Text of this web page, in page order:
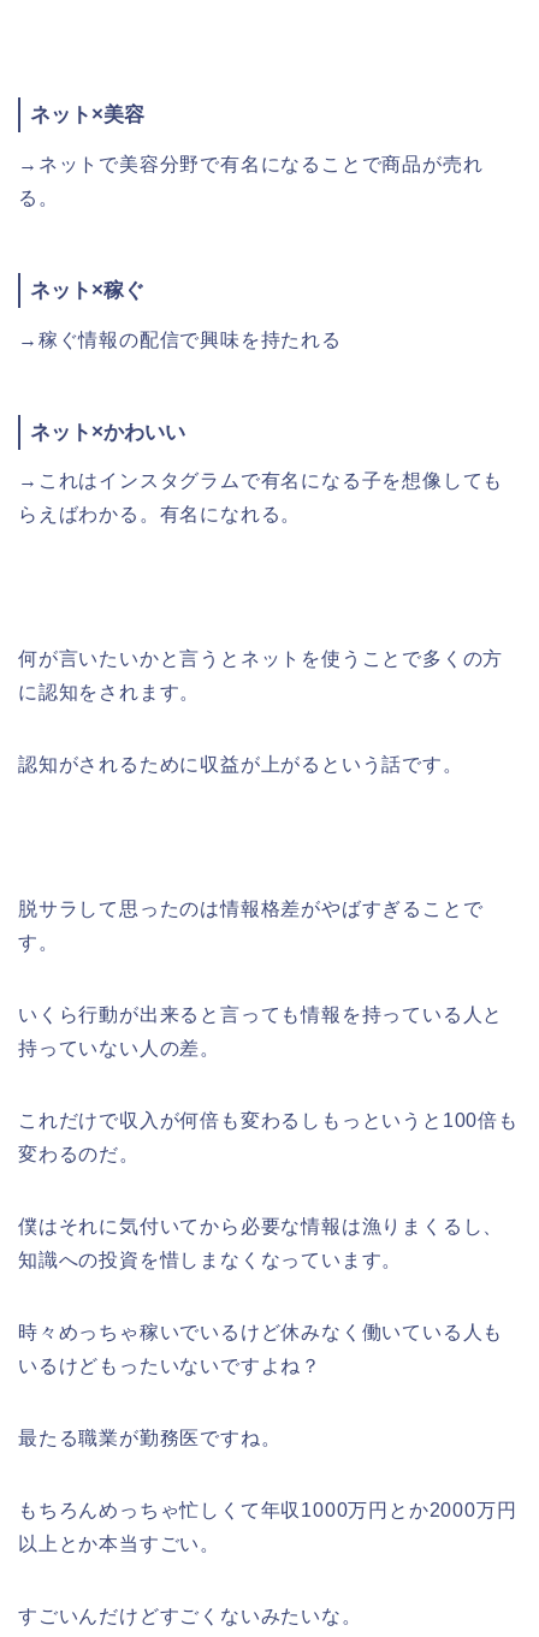
ネット×美容
→ネットで美容分野で有名になることで商品が売れ
る。
ネット×稼ぐ
→稼ぐ情報の配信で興味を持たれる
ネット×かわいい
→これはインスタグラムで有名になる子を想像しても
らえばわかる。有名になれる。
何が言いたいかと言うとネットを使うことで多くの方
に認知をされます。
認知がされるために収益が上がるという話です。
脱サラして思ったのは情報格差がやばすぎることで
す。
いくら行動が出来ると言っても情報を持っている人と
持っていない人の差。
これだけで収入が何倍も変わるしもっというと100倍も
変わるのだ。
僕はそれに気付いてから必要な情報は漁りまくるし、
知識への投資を惜しまなくなっています。
時々めっちゃ稼いでいるけど休みなく働いている人も
いるけどもったいないですよね？
最たる職業が勤務医ですね。
もちろんめっちゃ忙しくて年収1000万円とか2000万円
以上とか本当すごい。
すごいんだけどすごくないみたいな。